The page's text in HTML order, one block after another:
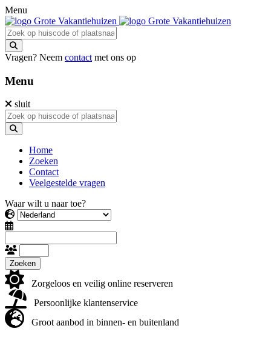
Menu
Vragen? Neem contact met ons op
Menu
sluit
Home
Zoeken
Contact
Veelgestelde vragen
Waar wilt u naar toe?
Zoeken
Zorgeloos en veilig online reserveren
Persoonlijke klantenservice
Groot aanbod in binnen- en buitenland